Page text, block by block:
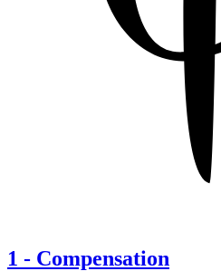
1 - Compensation